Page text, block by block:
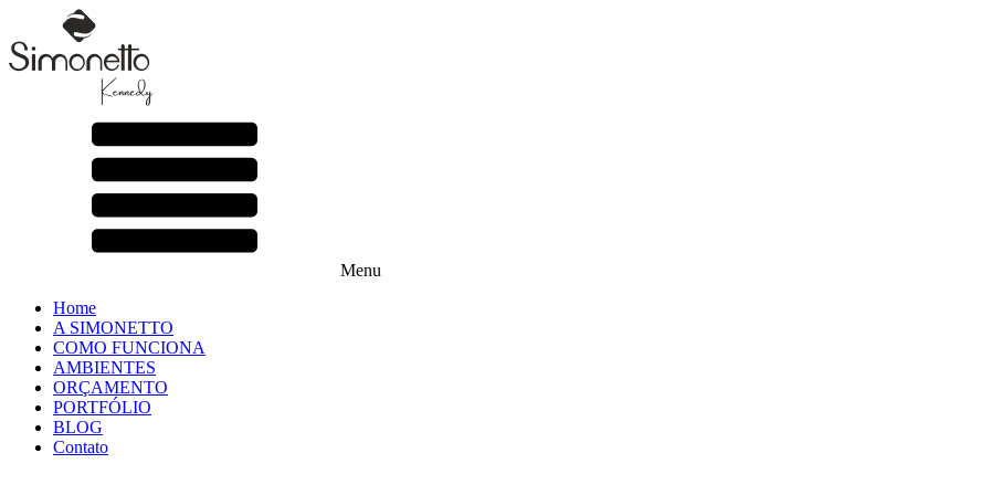
Menu
Home
A SIMONETTO
COMO FUNCIONA
AMBIENTES
ORÇAMENTO
PORTFÓLIO
BLOG
Contato